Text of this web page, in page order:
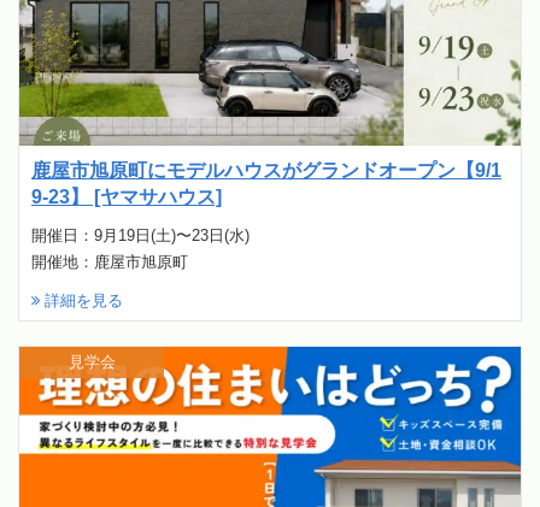
鹿屋市旭原町にモデルハウスがグランドオープン【9/1
9-23】 [ヤマサハウス]
開催日：9月19日(土)〜23日(水)
開催地：鹿屋市旭原町
詳細を見る
見学会